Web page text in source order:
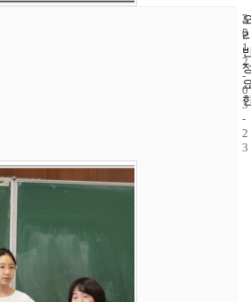
3
5
2
0
1
2
-
0
3
-
2
3